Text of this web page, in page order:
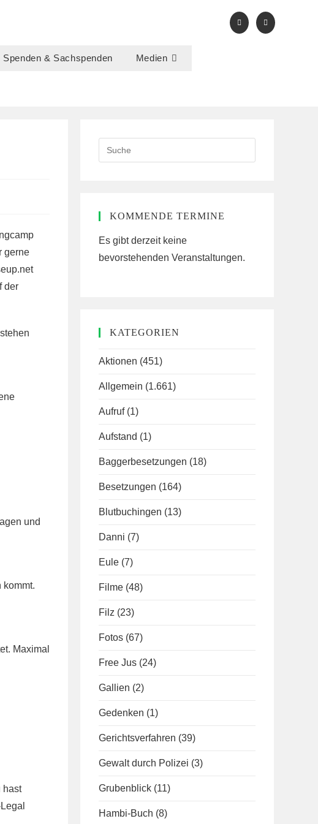
Spenden & Sachspenden Medien
gerne
der
und
kommt.
Maximal
hast
this
KOMMENDE TERMINE
Es gibt derzeit keine
bevorstehenden Veranstaltungen.
KATEGORIEN
Aktionen (451)
Allgemein (1.661)
Aufruf (1)
Aufstand (1)
Baggerbesetzungen (18)
Besetzungen (164)
Blutbuchingen (13)
Danni (7)
Eule (7)
Filme (48)
Filz (23)
Fotos (67)
Free Jus (24)
Gallien (2)
Gedenken (1)
Gerichtsverfahren (39)
Gewalt durch Polizei (3)
Grubenblick (11)
Hambi-Buch (8)